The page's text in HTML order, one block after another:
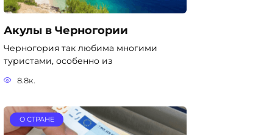
Акулы в Черногории
Черногория так любима многими
туристами, особенно из
8.8к.
О СТРАНЕ